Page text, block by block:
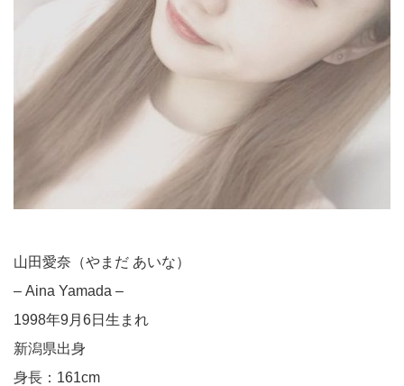
山田愛奈（やまだ あいな）
– Aina Yamada –
1998年9月6日生まれ
新潟県出身
身長：161cm